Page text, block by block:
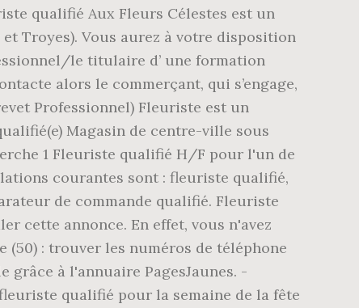
qualifié Aux Fleurs Célestes est un
Troyes). Vous aurez à votre disposition
le titulaire d’ une formation
alors le commerçant, qui s’engage,
Professionnel) Fleuriste est un
Magasin de centre-ville sous
1 Fleuriste qualifié H/F pour l'un de
courantes sont : fleuriste qualifié,
de commande qualifié. Fleuriste
cette annonce. En effet, vous n'avez
: trouver les numéros de téléphone
à l'annuaire PagesJaunes. -
qualifié pour la semaine de la fête